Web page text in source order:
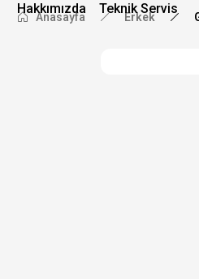
Hakkımızda Teknik Servis
Anasayfa Erkek